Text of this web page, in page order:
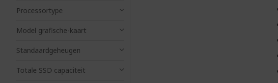
Processortype
Model grafische-kaart
Standaardgeheugen
Totale SSD capaciteit